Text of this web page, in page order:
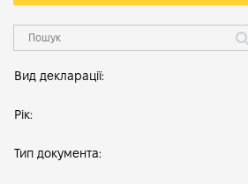
Вид декларації:
Рік:
Тип документа: